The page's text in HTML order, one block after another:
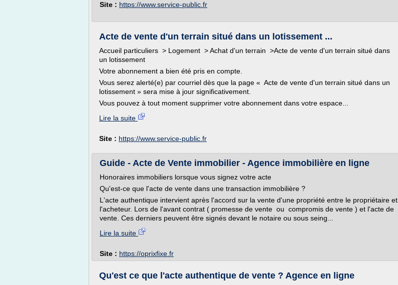
Site : https://www.service-public.fr
Acte de vente d'un terrain situé dans un lotissement ...
Accueil particuliers > Logement > Achat d'un terrain >Acte de vente d'un terrain situé dans
un lotissement
Votre abonnement a bien été pris en compte.
Vous serez alerté(e) par courriel dès que la page « Acte de vente d'un terrain situé dans un
lotissement » sera mise à jour significativement.
Vous pouvez à tout moment supprimer votre abonnement dans votre espace...
Lire la suite
Site : https://www.service-public.fr
Guide - Acte de Vente immobilier - Agence immobilière en ligne
Honoraires immobiliers lorsque vous signez votre acte
Qu'est-ce que l'acte de vente dans une transaction immobilière ?
L'acte authentique intervient après l'accord sur la vente d'une propriété entre le propriétaire et
l'acheteur. Lors de l'avant contrat ( promesse de vente ou compromis de vente ) et l'acte de
vente. Ces derniers peuvent être signés devant le notaire ou sous seing...
Lire la suite
Site : https://oprixfixe.fr
Qu'est ce que l'acte authentique de vente ? Agence en ligne